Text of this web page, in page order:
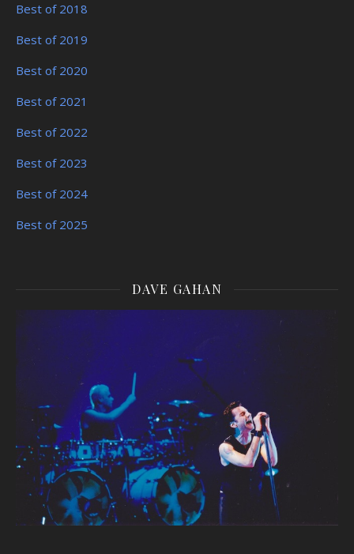
Best of 2018
Best of 2019
Best of 2020
Best of 2021
Best of 2022
Best of 2023
Best of 2024
Best of 2025
DAVE GAHAN